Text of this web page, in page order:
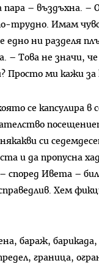
пара – въздъхна. –
трудно. Имам
едно ни разделя
– Това не значи,
Просто ми кажи за
се капсулира в
си
и да пропусна
според Ивета –
Хем
бараж, барикада,
граница,